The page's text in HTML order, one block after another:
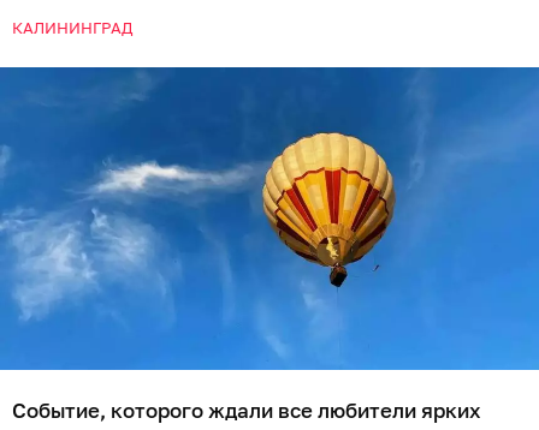
КАЛИНИНГРАД
Событие, которого ждали все любители ярких